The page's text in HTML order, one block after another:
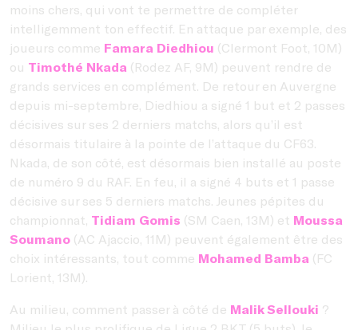
moins chers, qui vont te permettre de compléter
intelligemment ton effectif. En attaque par exemple, des
joueurs comme Famara Diedhiou (Clermont Foot, 10M)
ou Timothé Nkada (Rodez AF, 9M) peuvent rendre de
grands services en complément. De retour en Auvergne
depuis mi-septembre, Diedhiou a signé 1 but et 2 passes
décisives sur ses 2 derniers matchs, alors qu’il est
désormais titulaire à la pointe de l’attaque du CF63.
Nkada, de son côté, est désormais bien installé au poste
de numéro 9 du RAF. En feu, il a signé 4 buts et 1 passe
décisive sur ses 5 derniers matchs. Jeunes pépites du
championnat, Tidiam Gomis (SM Caen, 13M) et Moussa
Soumano (AC Ajaccio, 11M) peuvent également être des
choix intéressants, tout comme Mohamed Bamba (FC
Lorient, 13M).
Au milieu, comment passer à côté de Malik Sellouki ?